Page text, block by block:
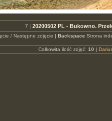
7 | 20200502 PL - Bukowno.
/ Następne zdjęcie | Backspace Strona
Całkowita ilość zdjęć: 10 |